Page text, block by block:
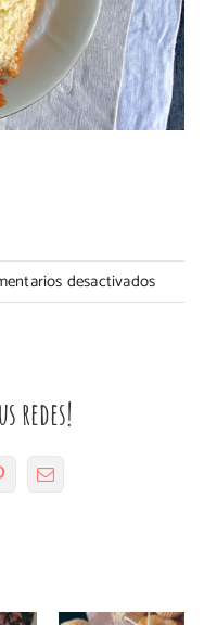
desactivadosen
Plum
redes!
PinterestCorreo
electrónico